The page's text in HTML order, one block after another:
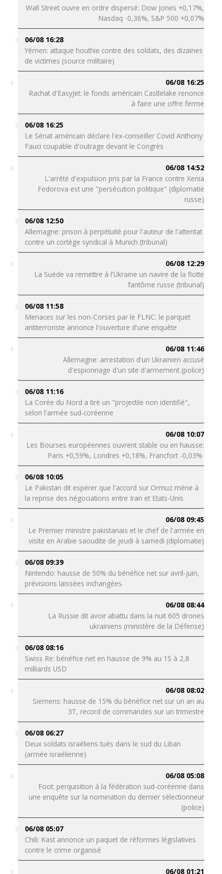
Wall Street ouvre en ordre dispersé: Dow Jones +0,17%,
Nasdaq -0,36%, S&P 500 +0,07%
06/08 16:28
Yémen: attaque houthie contre des soldats, des dizaines
de victimes (source militaire)
06/08 16:25
Rachat d'EasyJet: le fonds américain Castlelake renonce
à faire une offre ferme
06/08 16:25
Le Sénat américain déclare l'ex-conseiller Covid Anthony
Fauci coupable d'outrage devant le Congrès
06/08 14:52
L'arrêté d'expulsion pris par la France contre Xenia
Fedorova est une "persécution politique" (diplomatie
russe)
06/08 12:50
Allemagne: prison à perpétuité pour l'auteur de l'attentat
contre un cortège syndical à Munich (tribunal)
06/08 12:29
La Suède va remettre à l'Ukraine un navire de la flotte
fantôme russe (tribunal)
06/08 11:58
Menaces sur les non-Corses par le FLNC: le parquet
antiterroriste annonce l'ouverture d'une enquête
06/08 11:46
Allemagne: arrestation d'un Ukrainien accusé
d'espionnage d'un site d'armement (police)
06/08 11:16
La Corée du Nord a tiré un "projectile non identifié",
selon l'armée sud-coréenne
06/08 10:07
Les Bourses européennes ouvrent stable ou en hausse:
Paris +0,59%, Londres +0,18%, Francfort -0,03%
06/08 10:05
Le Pakistan dit espérer que l'accord sur Ormuz mène à
la reprise des négociations entre Iran et Etats-Unis
06/08 09:45
Le Premier ministre pakistanais et le chef de l'armée en
visite en Arabie saoudite de jeudi à samedi (diplomatie)
06/08 09:39
Nintendo: hausse de 50% du bénéfice net sur avril-juin,
prévisions laissées inchangées
06/08 08:44
La Russie dit avoir abattu dans la nuit 605 drones
ukrainiens (ministère de la Défense)
06/08 08:16
Swiss Re: bénéfice net en hausse de 9% au 1S à 2,8
milliards USD
06/08 08:02
Siemens: hausse de 15% du bénéfice net sur un an au
3T, record de commandes sur un trimestre
06/08 06:27
Deux soldats israéliens tués dans le sud du Liban
(armée israélienne)
06/08 05:08
Foot: perquisition à la fédération sud-coréenne dans
une enquête sur la nomination du dernier sélectionneur
(police)
06/08 05:07
Chili: Kast annonce un paquet de réformes législatives
contre le crime organisé
06/08 01:21